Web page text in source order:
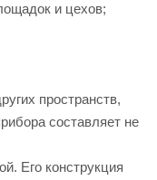
и цехов;
пространств,
составляет не
Его конструкция